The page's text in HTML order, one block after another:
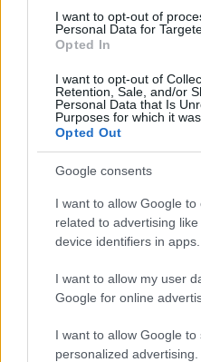
I want to opt-out of
Personal Data for
Opted In
I want to opt-out of
Retention, Sale, and/or
Personal Data that Is
Purposes for which it
Opted Out
Google consents
I want to allow Google to
related to advertising
device identifiers in apps.
I want to allow my user
Google for online
I want to allow Google to
personalized advertising.
Paks II.: